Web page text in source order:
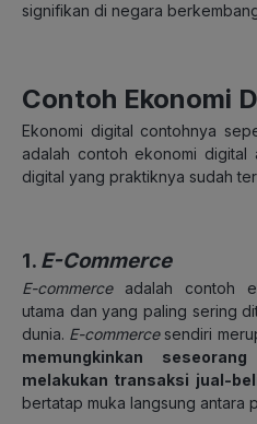
signifikan di negara
Contoh Ekonomi
Ekonomi digital contohnya
adalah contoh ekonomi digital
digital yang praktiknya sudah
1. E-Commerce
E-commerceadalah contoh
utama dan yang paling sering
dunia. E-commerce sendiri
memungkinkan
melakukan transaksi jual-
bertatap muka langsung antara